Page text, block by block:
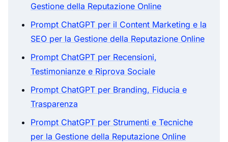
Gestione della Reputazione Online
Prompt ChatGPT per il Content Marketing e la
SEO per la Gestione della Reputazione Online
Prompt ChatGPT per Recensioni,
Testimonianze e Riprova Sociale
Prompt ChatGPT per Branding, Fiducia e
Trasparenza
Prompt ChatGPT per Strumenti e Tecniche
per la Gestione della Reputazione Online